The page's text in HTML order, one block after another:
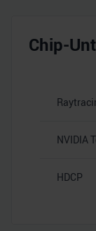
Chip-
NVIDIA
HDCP